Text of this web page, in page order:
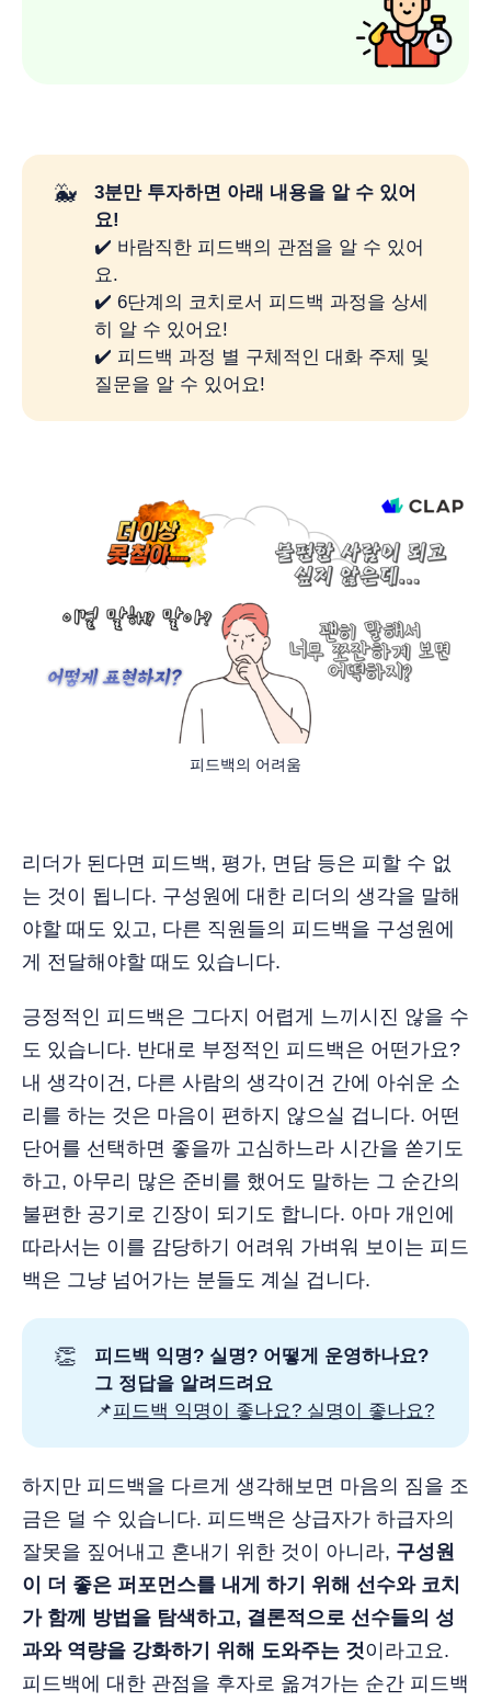
🐳
3분만 투자하면 아래 내용을 알 수 있어
요!
✔️ 바람직한 피드백의 관점을 알 수 있어
요.
✔️ 6단계의 코치로서 피드백 과정을 상세
히 알 수 있어요!
✔️ 피드백 과정 별 구체적인 대화 주제 및
질문을 알 수 있어요!
피드백의 어려움
리더가 된다면 피드백, 평가, 면담 등은 피할 수 없
는 것이 됩니다. 구성원에 대한 리더의 생각을 말해
야할 때도 있고, 다른 직원들의 피드백을 구성원에
게 전달해야할 때도 있습니다.
긍정적인 피드백은 그다지 어렵게 느끼시진 않을 수
도 있습니다. 반대로 부정적인 피드백은 어떤가요?
내 생각이건, 다른 사람의 생각이건 간에 아쉬운 소
리를 하는 것은 마음이 편하지 않으실 겁니다. 어떤
단어를 선택하면 좋을까 고심하느라 시간을 쏟기도
하고, 아무리 많은 준비를 했어도 말하는 그 순간의
불편한 공기로 긴장이 되기도 합니다. 아마 개인에
따라서는 이를 감당하기 어려워 가벼워 보이는 피드
백은 그냥 넘어가는 분들도 계실 겁니다.
👏
피드백 익명? 실명? 어떻게 운영하나요?
그 정답을 알려드려요
📌피드백 익명이 좋나요? 실명이 좋나요?
하지만 피드백을 다르게 생각해보면 마음의 짐을 조
금은 덜 수 있습니다. 피드백은 상급자가 하급자의
잘못을 짚어내고 혼내기 위한 것이 아니라, 구성원
이 더 좋은 퍼포먼스를 내게 하기 위해 선수와 코치
가 함께 방법을 탐색하고, 결론적으로 선수들의 성
과와 역량을 강화하기 위해 도와주는 것이라고요.
피드백에 대한 관점을 후자로 옮겨가는 순간 피드백